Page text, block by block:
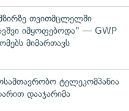
თვითმცლელში
იმყოფებოდა" — GWP
მიმართავს
ტელეკომპანია
დააჯარიმა